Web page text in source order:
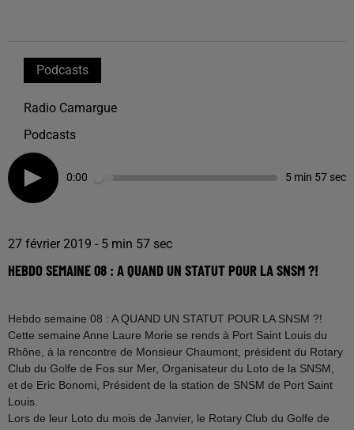
Podcasts
Radio Camargue
Podcasts
0:00 5 min 57 sec
27 février 2019 - 5 min 57 sec
HEBDO SEMAINE 08 : A QUAND UN STATUT POUR LA SNSM ?!
Hebdo semaine 08 : A QUAND UN STATUT POUR LA SNSM ?!
Cette semaine Anne Laure Morie se rends à Port Saint Louis du
Rhône, à la rencontre de Monsieur Chaumont, président du Rotary
Club du Golfe de Fos sur Mer, Organisateur du Loto de la SNSM,
et de Eric Bonomi, Président de la station de SNSM de Port Saint
Louis.
Lors de leur Loto du mois de Janvier, le Rotary Club du Golfe de